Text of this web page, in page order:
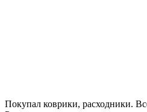
Покупал коврики, расходники.